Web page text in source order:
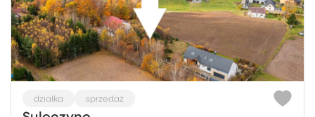
działka sprzedaż